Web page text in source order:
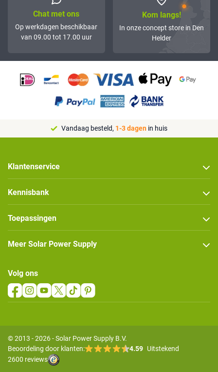
Chat met ons
Op werkdagen beschikbaar
van 09.00 tot 17.00 uur
Kom langs!
In onze concept store in Den
Helder
Vandaag besteld, 1-3 dagen in huis
Klantenservice
Kennisbank
Toepassingen
Meer Solar Power Supply
Volg ons
© 2013 - 2026 - Solar Power Supply B.V.
Beoordeling door klanten:
4.59 Uitstekend
2600 reviews